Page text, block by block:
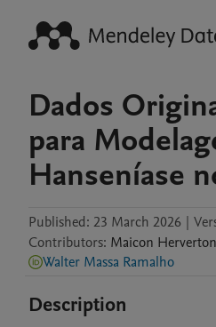
Dados
para
Hanseníase
Published: 23 March 2026 |
Contributors: Maicon Herverton
Walter Massa Ramalho
Description